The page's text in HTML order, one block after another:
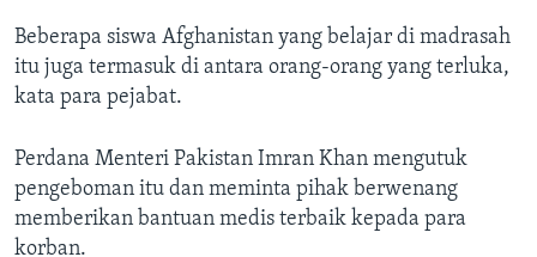
Beberapa siswa Afghanistan yang belajar di madrasah
itu juga termasuk di antara orang-orang yang terluka,
kata para pejabat.
Perdana Menteri Pakistan Imran Khan mengutuk
pengeboman itu dan meminta pihak berwenang
memberikan bantuan medis terbaik kepada para
korban.